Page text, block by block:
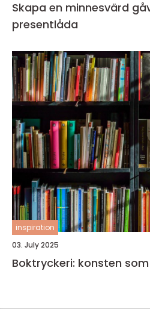
Skapa en minnesvärd
presentlåda
inspiration
03. July 2025
Boktryckeri: konsten